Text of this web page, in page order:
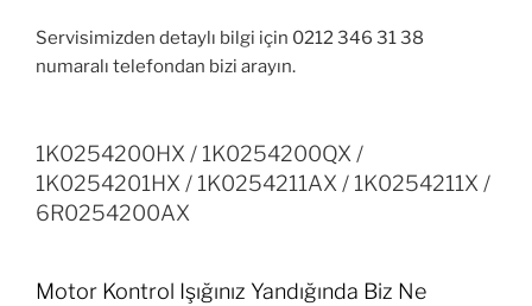
Servisimizden detaylı bilgi için 0212 346 31 38
numaralı telefondan bizi arayın.
1K0254200HX / 1K0254200QX /
1K0254201HX / 1K0254211AX / 1K0254211X /
6R0254200AX
Motor Kontrol Işığınız Yandığında Biz Ne